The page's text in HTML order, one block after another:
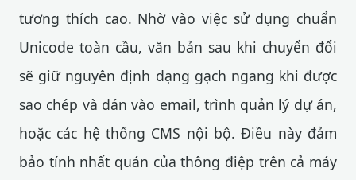
tương thích cao. Nhờ vào việc sử dụng chuẩn
Unicode toàn cầu, văn bản sau khi chuyển đổi
sẽ giữ nguyên định dạng gạch ngang khi được
sao chép và dán vào email, trình quản lý dự án,
hoặc các hệ thống CMS nội bộ. Điều này đảm
bảo tính nhất quán của thông điệp trên cả máy